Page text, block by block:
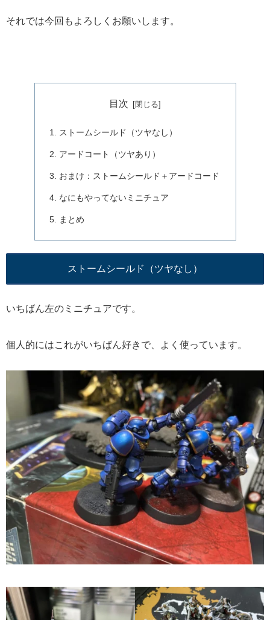
それでは今回もよろしくお願いします。
目次
ストームシールド（ツヤなし）
アードコート（ツヤあり）
おまけ：ストームシールド＋アードコード
なにもやってないミニチュア
まとめ
ストームシールド（ツヤなし）
いちばん左のミニチュアです。
個人的にはこれがいちばん好きで、よく使っています。